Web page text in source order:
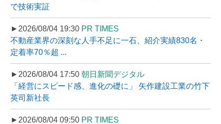
で技術実証
►2026/08/04 19:30 PR TIMES
不動産業界の深刻な人手不足に一石、紹介実績830名・
定着率70％超 ...
►2026/08/04 17:50 朝日新聞デジタル
「経営にスピード感、進化の礎に」 矢作建設工業の竹下
英司新社長
►2026/08/04 09:50 PR TIMES